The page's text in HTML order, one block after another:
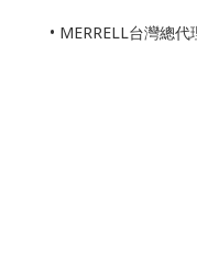
• MERRELL台灣總代